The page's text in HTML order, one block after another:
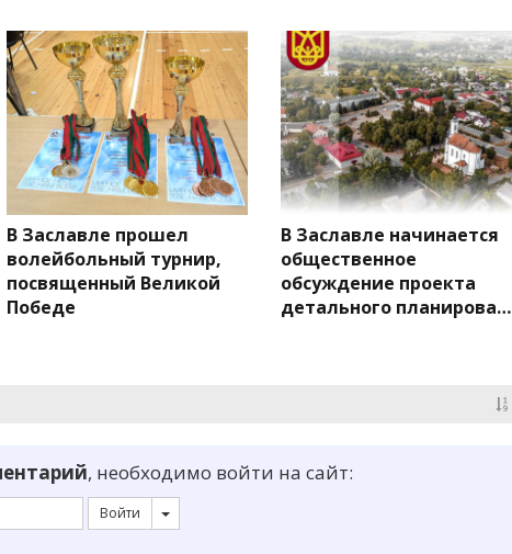
В Заславле прошел
волейбольный турнир,
посвященный Великой
Победе
В Заславле начинается
общественное
обсуждение проекта
детального планирован…
, необходимо войти на сайт:
Войти